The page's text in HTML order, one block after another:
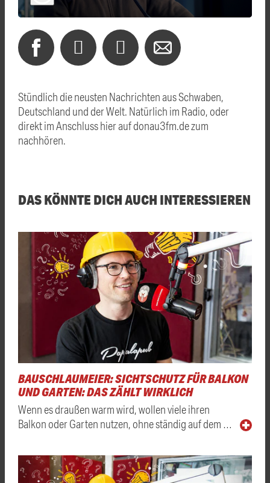
Stündlich die neusten Nachrichten aus Schwaben,
Deutschland und der Welt. Natürlich im Radio, oder
direkt im Anschluss hier auf donau3fm.de zum
nachhören.
DAS KÖNNTE DICH AUCH INTERESSIEREN
BAUSCHLAUMEIER: SICHTSCHUTZ FÜR BALKON
UND GARTEN: DAS ZÄHLT WIRKLICH
Wenn es draußen warm wird, wollen viele ihren
Balkon oder Garten nutzen, ohne ständig auf dem …